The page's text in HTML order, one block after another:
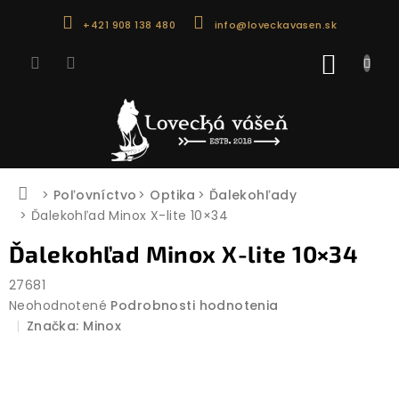
+421 908 138 480 info@loveckavasen.sk
Domov
Poľovníctvo Optika
Ďalekohľady
Ďalekohľad Minox X-lite 10×34
Ďalekohľad Minox X-lite 10×34
27681
Priemerné
hodnotenie
Neohodnotené Podrobnosti hodnotenia
Značka: Minox